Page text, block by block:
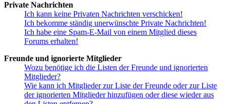
Private Nachrichten
Ich kann keine Privaten Nachrichten verschicken!
Ich bekomme ständig unerwünschte Private Nachrichten!
Ich habe eine Spam-E-Mail von einem Mitglied dieses
Forums erhalten!
Freunde und ignorierte Mitglieder
Wozu benötige ich die Listen der Freunde und ignorierten
Mitglieder?
Wie kann ich Mitglieder zur Liste der Freunde oder zur Liste
der ignorierten Mitglieder hinzufügen oder diese wieder aus